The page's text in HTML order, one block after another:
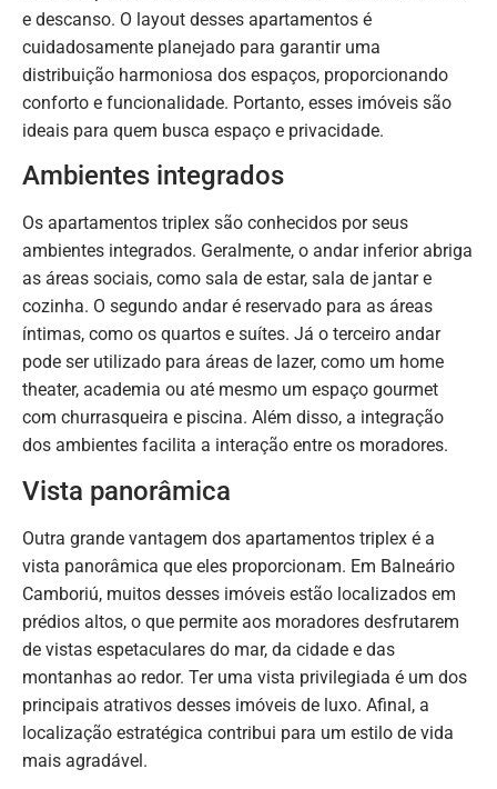
e descanso. O layout desses apartamentos é
cuidadosamente planejado para garantir uma
distribuição harmoniosa dos espaços, proporcionando
conforto e funcionalidade. Portanto, esses imóveis são
ideais para quem busca espaço e privacidade.
Ambientes integrados
Os apartamentos triplex são conhecidos por seus
ambientes integrados. Geralmente, o andar inferior abriga
as áreas sociais, como sala de estar, sala de jantar e
cozinha. O segundo andar é reservado para as áreas
íntimas, como os quartos e suítes. Já o terceiro andar
pode ser utilizado para áreas de lazer, como um home
theater, academia ou até mesmo um espaço gourmet
com churrasqueira e piscina. Além disso, a integração
dos ambientes facilita a interação entre os moradores.
Vista panorâmica
Outra grande vantagem dos apartamentos triplex é a
vista panorâmica que eles proporcionam. Em Balneário
Camboriú, muitos desses imóveis estão localizados em
prédios altos, o que permite aos moradores desfrutarem
de vistas espetaculares do mar, da cidade e das
montanhas ao redor. Ter uma vista privilegiada é um dos
principais atrativos desses imóveis de luxo. Afinal, a
localização estratégica contribui para um estilo de vida
mais agradável.